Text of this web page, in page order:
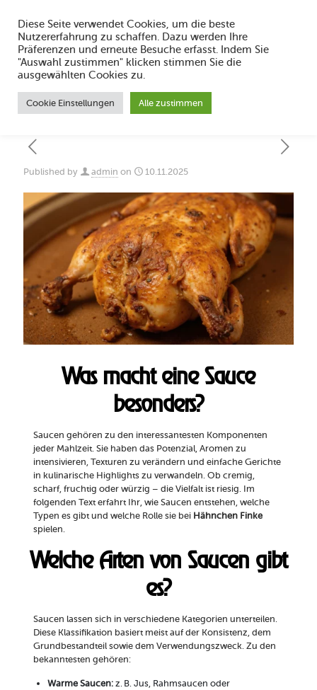
Saucenvielfalt entdecken: Geschmack
Published by admin on 10.11.2025
Was macht eine Sauce
besonders?
Saucen gehören zu den interessantesten Komponenten
jeder Mahlzeit. Sie haben das Potenzial, Aromen zu
intensivieren, Texturen zu verändern und einfache Gerichte
in kulinarische Highlights zu verwandeln. Ob cremig,
scharf, fruchtig oder würzig – die Vielfalt ist riesig. Im
folgenden Text erfahrt Ihr, wie Saucen entstehen, welche
Typen es gibt und welche Rolle sie bei Hähnchen Finke
spielen.
Welche Arten von Saucen gibt
es?
Saucen lassen sich in verschiedene Kategorien unterteilen.
Diese Klassifikation basiert meist auf der Konsistenz, dem
Grundbestandteil sowie dem Verwendungszweck. Zu den
bekanntesten gehören:
Warme Saucen:z. B. Jus, Rahmsaucen oder
Diese Seite verwendet Cookies, um die beste
Nutzererfahrung zu schaffen. Dazu werden Ihre
Präferenzen und erneute Besuche erfasst. Indem Sie
"Auswahl zustimmen" klicken stimmen Sie die
ausgewählten Cookies zu.
Cookie Einstellungen Alle zustimmen